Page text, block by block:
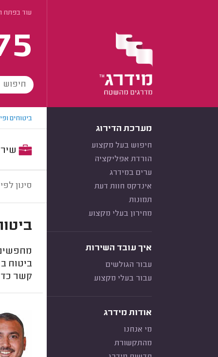
עוד בפתח
מערכת הדירוג
חיפוש בעל מקצוע
הורדת אפליקציה
ערים במידרג
אינדקס חוות דעת
תמונות
מחירון בעלי מקצוע
איך עובד השירות
עבור הגולשים
עבור בעלי מקצוע
אודות מידרג
מי אנחנו
מהתקשורת
ביטוחים
סינון
ביטוח
קשר